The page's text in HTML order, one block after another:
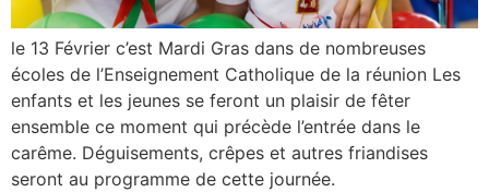
le 13 Février c’est Mardi Gras dans de nombreuses
écoles de l’Enseignement Catholique de la réunion Les
enfants et les jeunes se feront un plaisir de fêter
ensemble ce moment qui précède l’entrée dans le
carême. Déguisements, crêpes et autres friandises
seront au programme de cette journée.